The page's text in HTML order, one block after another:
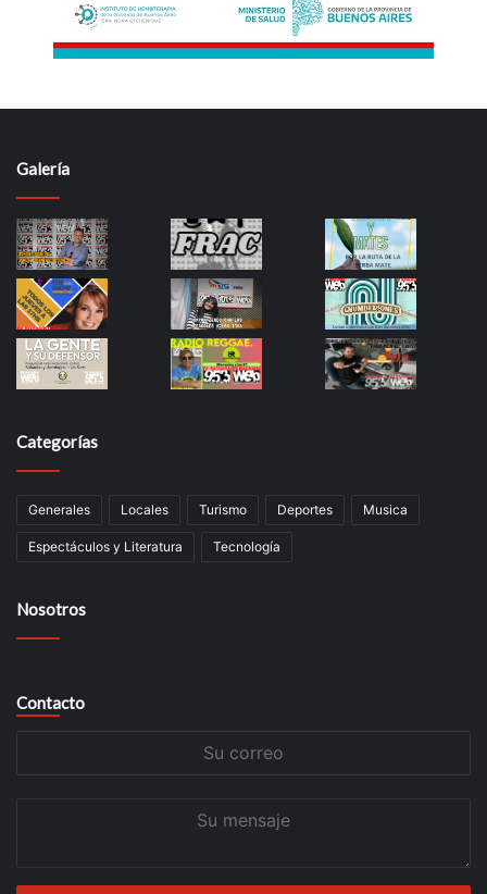
Galería
Categorías
Generales Locales Turismo Deportes Musica
Espectáculos y Literatura Tecnología
Nosotros
Contacto